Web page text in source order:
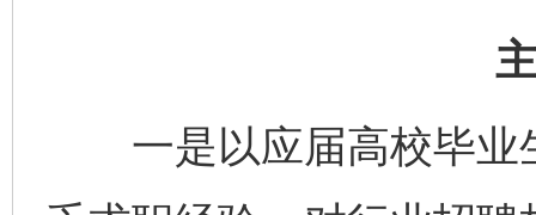
一是以应届高校毕业